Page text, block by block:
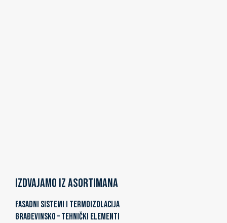
Izdvajamo iz asortimana
FASADNI SISTEMI I TERMOIZOLACIJA
GRAĐEVINSKO – TEHNIČKI ELEMENTI